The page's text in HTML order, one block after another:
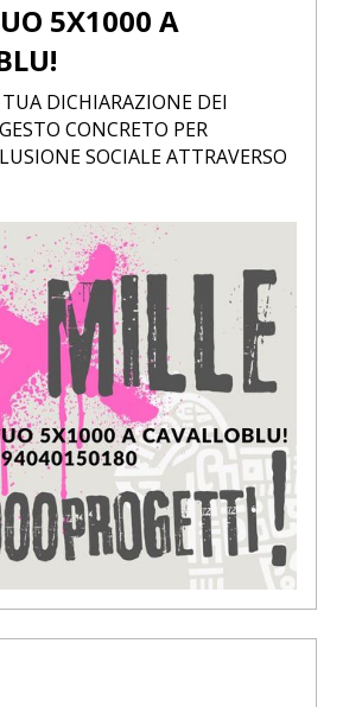
5X1000 A
DICHIARAZIONE DEI
CONCRETO PER
SOCIALE ATTRAVERSO